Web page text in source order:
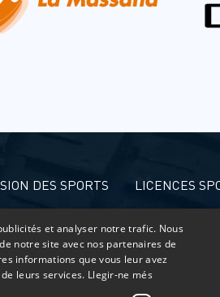
DES SPORTS LICENCES
et analyser notre trafic. Nous
notre site avec nos partenaires de
informations que vous leur avez
leurs services. Llegir-ne més